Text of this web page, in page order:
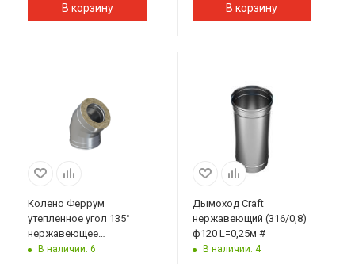
В корзину В корзину
Колено Феррум
утепленное угол 135°
нержавеющее
(430/0,8мм)/
В наличии: 6
Дымоход Craft
нержавеющий (316/0,8)
ф120 L=0,25м #
В наличии: 4